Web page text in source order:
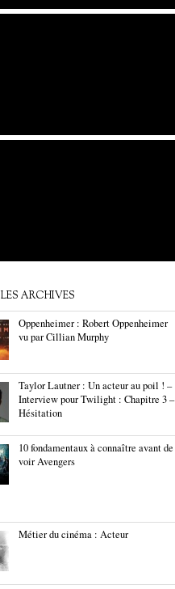
ARCHIVES
Oppenheimer : Robert Oppenheimer
vu par Cillian Murphy
Taylor Lautner : Un acteur au poil ! –
Interview pour Twilight : Chapitre 3 –
Hésitation
10 fondamentaux à connaître avant de
voir Avengers
Métier du cinéma : Acteur